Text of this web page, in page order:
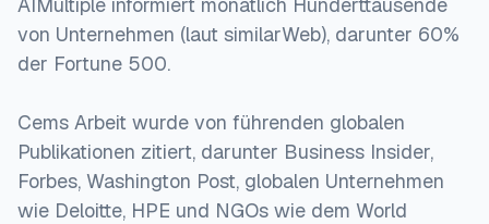
von Unternehmen (laut similarWeb), darunter 60%
der Fortune 500.
Cems Arbeit wurde von führenden globalen
Publikationen zitiert, darunter Business Insider,
Forbes, Washington Post, globalen Unternehmen
wie Deloitte, HPE und NGOs wie dem World